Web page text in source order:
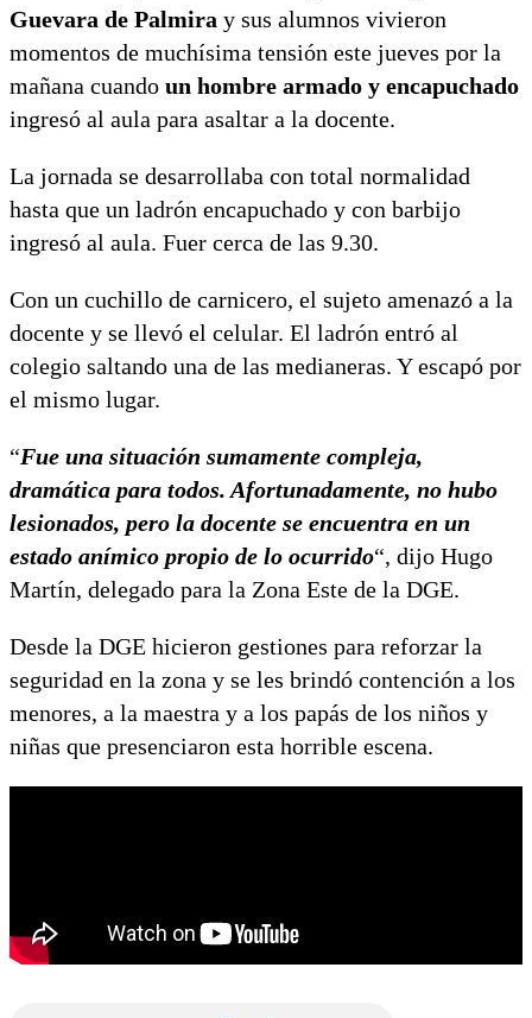
Guevara de Palmira y sus alumnos vivieron
momentos de muchísima tensión este jueves por la
mañana cuando un hombre armado y encapuchado
ingresó al aula para asaltar a la docente.
La jornada se desarrollaba con total normalidad
hasta que un ladrón encapuchado y con barbijo
ingresó al aula. Fuer cerca de las 9.30.
Con un cuchillo de carnicero, el sujeto amenazó a la
docente y se llevó el celular. El ladrón entró al
colegio saltando una de las medianeras. Y escapó por
el mismo lugar.
“Fue una situación sumamente compleja,
dramática para todos. Afortunadamente, no hubo
lesionados, pero la docente se encuentra en un
estado anímico propio de lo ocurrido“, dijo Hugo
Martín, delegado para la Zona Este de la DGE.
Desde la DGE hicieron gestiones para reforzar la
seguridad en la zona y se les brindó contención a los
menores, a la maestra y a los papás de los niños y
niñas que presenciaron esta horrible escena.